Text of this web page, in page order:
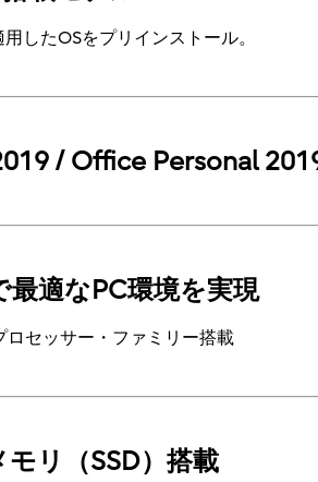
したOSをプリインストール。
/ Office Personal
適なPC環境を実現
セッサー・ファミリー搭載
リ（SSD）搭載